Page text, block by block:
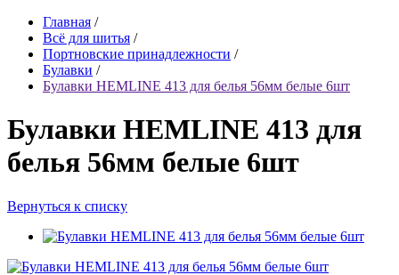
Главная /
Всё для шитья /
Портновские принадлежности /
Булавки /
Булавки HEMLINE 413 для белья 56мм белые 6шт
Булавки HEMLINE 413 для
белья 56мм белые 6шт
Вернуться к списку